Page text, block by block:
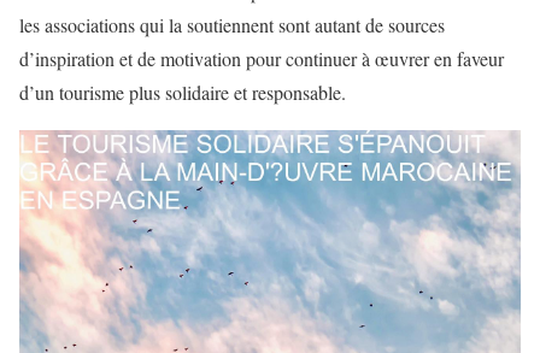
les associations qui la soutiennent sont autant de sources
d’inspiration et de motivation pour continuer à œuvrer en faveur
d’un tourisme plus solidaire et responsable.